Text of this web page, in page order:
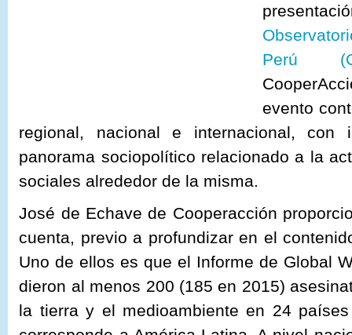
Perú
evento
regional, nacional e internacional,
panorama sociopolítico relacionado a la
sociales alrededor de la misma.
José de Echave de Cooperacción
cuenta, previo a profundizar en el
Uno de ellos es que el Informe de Global
dieron al menos 200 (185 en 2015)
la tierra y el medioambiente en 24